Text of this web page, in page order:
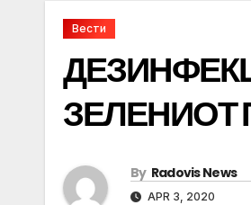
Вести
ЗЕЛЕНИОТ
By Radovis News
APR 3, 2020